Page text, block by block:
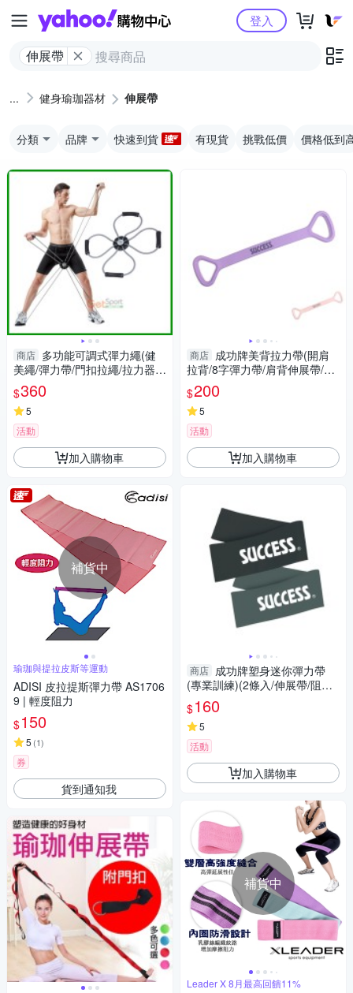
Yahoo購物中心
伸展帶
登入
健身瑜珈器材 伸展帶
分類 品牌 快速到貨 有現貨 挑戰低價 價格低到
商店 多功能可調式彈力繩(健
美繩/彈力帶/門扣拉繩/拉力器/
瑜珈彈力繩/阻力帶/GetSport)
$360
5
活動
加入購物車
補貨中
瑜珈與提拉皮斯等運動
ADISI 皮拉提斯彈力帶 AS1706
9 | 輕度阻力
$150
5 (1)
券
貨到通知我
商店 成功牌美背拉力帶(開肩
拉背/8字彈力帶/肩背伸展帶/姿
勢體態/聳肩駝背/SUCCESS)
$200
5
活動
加入購物車
商店 成功牌塑身迷你彈力帶
(專業訓練)(2條入/伸展帶/阻力
帶/抗力圈/乳膠拉力環/GetSpor
t)
$160
5
活動
加入購物車
補貨中
Leader X 8月最高回饋11%